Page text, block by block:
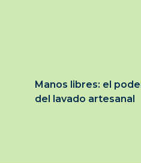
Manos libres: el
del lavado artesanal